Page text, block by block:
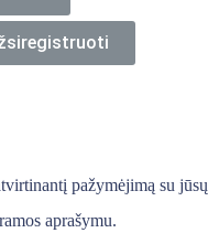
pažymėjimą su jūsų
aprašymu.